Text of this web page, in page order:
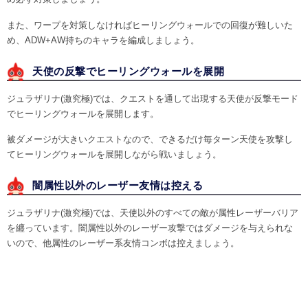
また、ワープを対策しなければヒーリングウォールでの回復が難しいた
め、ADW+AW持ちのキャラを編成しましょう。
天使の反撃でヒーリングウォールを展開
ジュラザリナ(激究極)では、クエストを通して出現する天使が反撃モード
でヒーリングウォールを展開します。
被ダメージが大きいクエストなので、できるだけ毎ターン天使を攻撃し
てヒーリングウォールを展開しながら戦いましょう。
闇属性以外のレーザー友情は控える
ジュラザリナ(激究極)では、天使以外のすべての敵が属性レーザーバリア
を纏っています。闇属性以外のレーザー攻撃ではダメージを与えられな
いので、他属性のレーザー系友情コンボは控えましょう。